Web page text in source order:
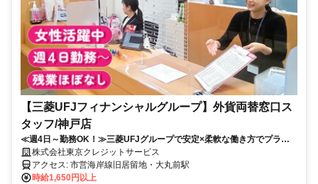
【三菱UFJフィナンシャルグループ】外貨両替窓口ス
タッフ/神戸店
≪週4日～勤務OK！≫三菱UFJグループで安定×柔軟な働き方でプライ
ベートも充実◎国内トップクラスの外貨両替専門店/残業ほぼなし/金融業
界経験者活躍中！
株式会社東京クレジットサービス
アクセス: 市営海岸線旧居留地・大丸前駅
時給1,650円以上